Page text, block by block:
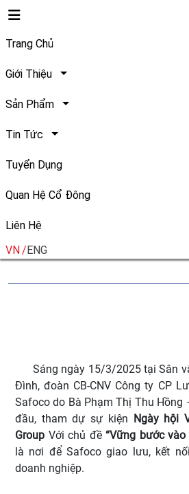
Trang Chủ
Giới Thiệu
Sản Phẩm
Tin Tức
Tuyển Dụng
Quan Hệ Cổ Đông
Liên Hệ
VN ENG
Safoco tham
"Ngày hội Văn hóa
Sáng ngày 15/3/2025 tại Sân
Đình, đoàn CB-CNV Công ty CP
Safoco do Bà Phạm Thị Thu Hồng
đầu, tham dự sự kiện Ngày hội
Group Với chủ đề “Vững bước
là nơi để Safoco giao lưu, kết
doanh nghiệp.